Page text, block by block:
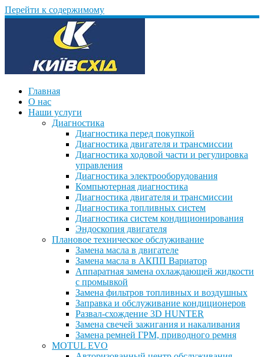
Перейти к содержимому
Главная
О нас
Наши услуги
Диагностика
Диагностика перед покупкой
Диагностика двигателя и трансмиссии
Диагностика ходовой части и регулировка
управления
Диагностика электрооборудования
Компьютерная диагностика
Диагностика двигателя и трансмиссии
Диагностика топливных систем
Диагностика систем кондиционирования
Эндоскопия двигателя
Плановое техническое обслуживание
Замена масла в двигателе
Замена масла в АКПП Вариатор
Аппаратная замена охлаждающей жидкости
с промывкой
Замена фильтров топливных и воздушных
Заправка и обслуживание кондиционеров
Развал-схождение 3D HUNTER
Замена свечей зажигания и накаливания
Замена ремней ГРМ, приводного ремня
MOTUL EVO